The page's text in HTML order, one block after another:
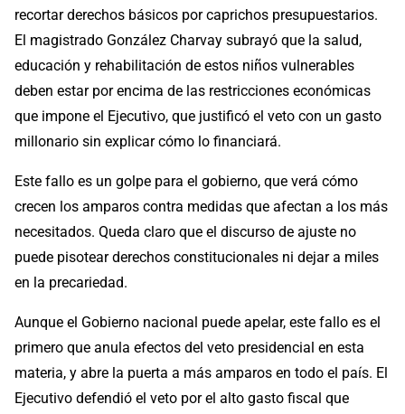
recortar derechos básicos por caprichos presupuestarios.
El magistrado González Charvay subrayó que la salud,
educación y rehabilitación de estos niños vulnerables
deben estar por encima de las restricciones económicas
que impone el Ejecutivo, que justificó el veto con un gasto
millonario sin explicar cómo lo financiará.
Este fallo es un golpe para el gobierno, que verá cómo
crecen los amparos contra medidas que afectan a los más
necesitados. Queda claro que el discurso de ajuste no
puede pisotear derechos constitucionales ni dejar a miles
en la precariedad.
Aunque el Gobierno nacional puede apelar, este fallo es el
primero que anula efectos del veto presidencial en esta
materia, y abre la puerta a más amparos en todo el país. El
Ejecutivo defendió el veto por el alto gasto fiscal que